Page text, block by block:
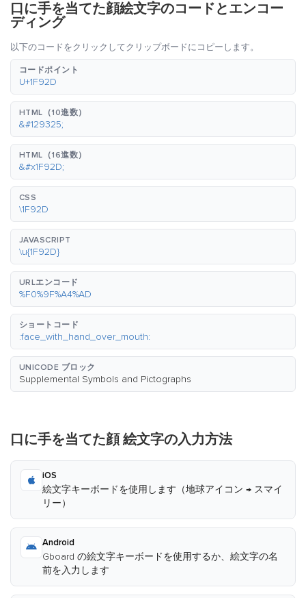
口に手を当てた顔絵文字のコードとエンコー
ディング
以下のコードをクリックしてクリップボードにコピーします。
コードポイント
U+1F92D
HTML（10進数）
&#129325;
HTML（16進数）
&#x1F92D;
CSS
\1F92D
JAVASCRIPT
\u{1F92D}
URLエンコード
%F0%9F%A4%AD
ショートコード
:face_with_hand_over_mouth:
UNICODE ブロック
Supplemental Symbols and Pictographs
口に手を当てた顔 絵文字の入力方法
iOS
絵文字キーボードを使用します（地球アイコン → スマイ
リー）
Android
Gboard の絵文字キーボードを使用するか、絵文字の名
前を入力します